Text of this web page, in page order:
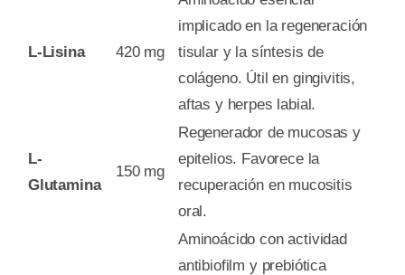
L-Lisina 420 mg
implicado en la regeneración
tisular y la síntesis de
colágeno. Útil en gingivitis,
aftas y herpes labial.
L-
Glutamina
150 mg
Regenerador de mucosas y
epitelios. Favorece la
recuperación en mucositis
oral.
Aminoácido con actividad
antibiofilm y prebiótica